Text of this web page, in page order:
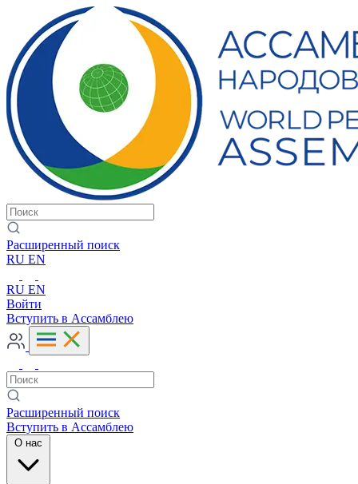
Расширенный поиск
RU EN
RU EN
Войти
Вступить в Ассамблею
Расширенный поиск
Вступить в Ассамблею
О нас